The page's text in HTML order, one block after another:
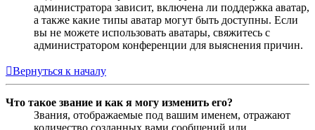
администратора зависит, включена ли поддержка аватар,
а также какие типы аватар могут быть доступны. Если
вы не можете использовать аватары, свяжитесь с
администратором конференции для выяснения причин.
Вернуться к началу
Что такое звание и как я могу изменить его?
Звания, отображаемые под вашим именем, отражают
количество созданных вами сообщений или